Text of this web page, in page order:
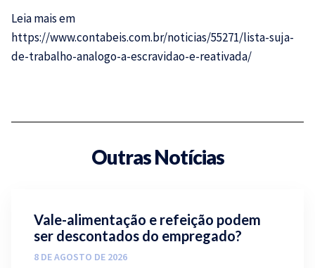
Leia mais em
https://www.contabeis.com.br/noticias/55271/lista-suja-
de-trabalho-analogo-a-escravidao-e-reativada/
Outras Notícias
Vale-alimentação e refeição podem
ser descontados do empregado?
8 DE AGOSTO DE 2026